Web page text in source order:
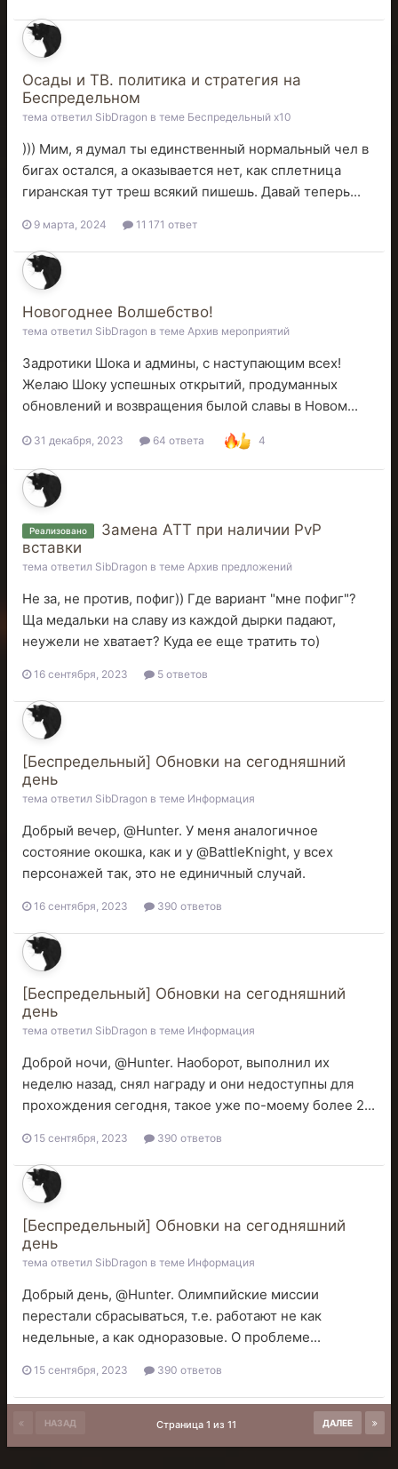
Осады и ТВ. политика и стратегия на
Беспредельном
тема ответил SibDragon в теме Беспредельный x10
))) Мим, я думал ты единственный нормальный чел в
бигах остался, а оказывается нет, как сплетница
гиранская тут треш всякий пишешь. Давай теперь...
9 марта, 2024 11 171 ответ
Новогоднее Волшебство!
тема ответил SibDragon в теме Архив мероприятий
Задротики Шока и админы, с наступающим всех!
Желаю Шоку успешных открытий, продуманных
обновлений и возвращения былой славы в Новом...
31 декабря, 2023 64 ответа 4
Реализовано
Замена АТТ при наличии PvP
вставки
тема ответил SibDragon в теме Архив предложений
Не за, не против, пофиг)) Где вариант "мне пофиг"?
Ща медальки на славу из каждой дырки падают,
неужели не хватает? Куда ее еще тратить то)
16 сентября, 2023 5 ответов
[Беспредельный] Обновки на сегодняшний
день
тема ответил SibDragon в теме Информация
Добрый вечер, @Hunter. У меня аналогичное
состояние окошка, как и у @BattleKnight, у всех
персонажей так, это не единичный случай.
16 сентября, 2023 390 ответов
[Беспредельный] Обновки на сегодняшний
день
тема ответил SibDragon в теме Информация
Доброй ночи, @Hunter. Наоборот, выполнил их
неделю назад, снял награду и они недоступны для
прохождения сегодня, такое уже по-моему более 2...
15 сентября, 2023 390 ответов
[Беспредельный] Обновки на сегодняшний
день
тема ответил SibDragon в теме Информация
Добрый день, @Hunter. Олимпийские миссии
перестали сбрасываться, т.е. работают не как
недельные, а как одноразовые. О проблеме...
15 сентября, 2023 390 ответов
НАЗАД ДАЛЕЕ
Страница 1 из 11